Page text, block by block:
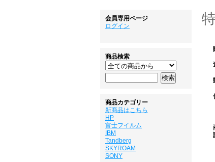
会員専用ページ
ログイン
商品検索
商品カテゴリー
新商品はこちら
HP
富士フイルム
IBM
Tandberg
SKYROAM
SONY